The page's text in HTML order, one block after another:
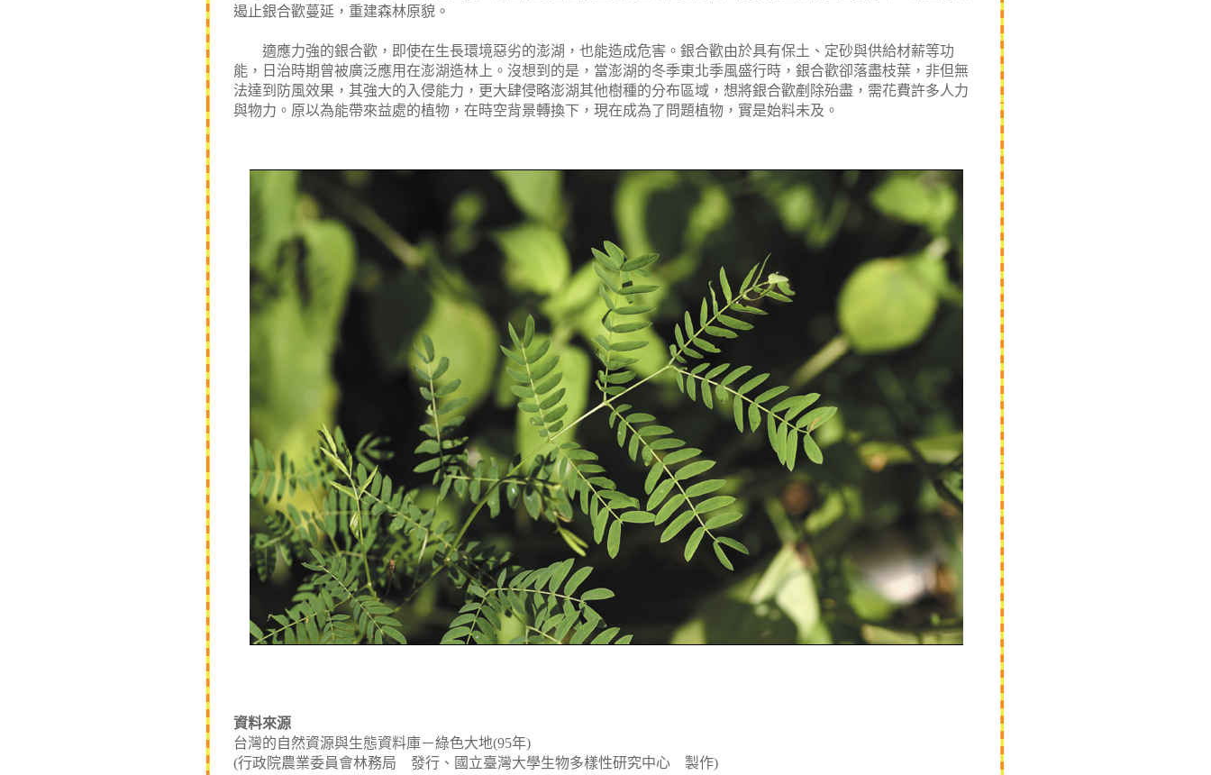
遏止銀合歡蔓延，重建森林原貌。
適應力強的銀合歡，即使在生長環境惡劣的澎湖，也能造成危害。銀合歡由於具有保土、定砂與供給材薪等功
能，日治時期曾被廣泛應用在澎湖造林上。沒想到的是，當澎湖的冬季東北季風盛行時，銀合歡卻落盡枝葉，非但無
法達到防風效果，其強大的入侵能力，更大肆侵略澎湖其他樹種的分布區域，想將銀合歡剷除殆盡，需花費許多人力
與物力。原以為能帶來益處的植物，在時空背景轉換下，現在成為了問題植物，實是始料未及。
資料來源
台灣的自然資源與生態資料庫－綠色大地(95年)
(行政院農業委員會林務局 發行、國立臺灣大學生物多樣性研究中心 製作)